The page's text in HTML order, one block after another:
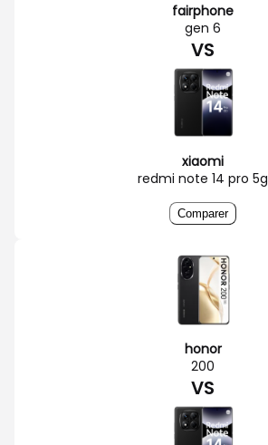
fairphone
gen 6
VS
xiaomi
redmi note 14 pro 5g
Comparer
honor
200
VS